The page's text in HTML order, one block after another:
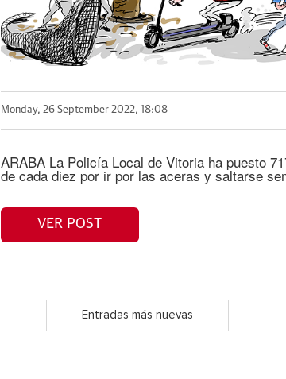
Monday, 26 September 2022, 18:08
ARABA La Policía Local de Vitoria ha puesto
de cada diez por ir por las aceras y saltarse
VER POST
Entradas más nuevas